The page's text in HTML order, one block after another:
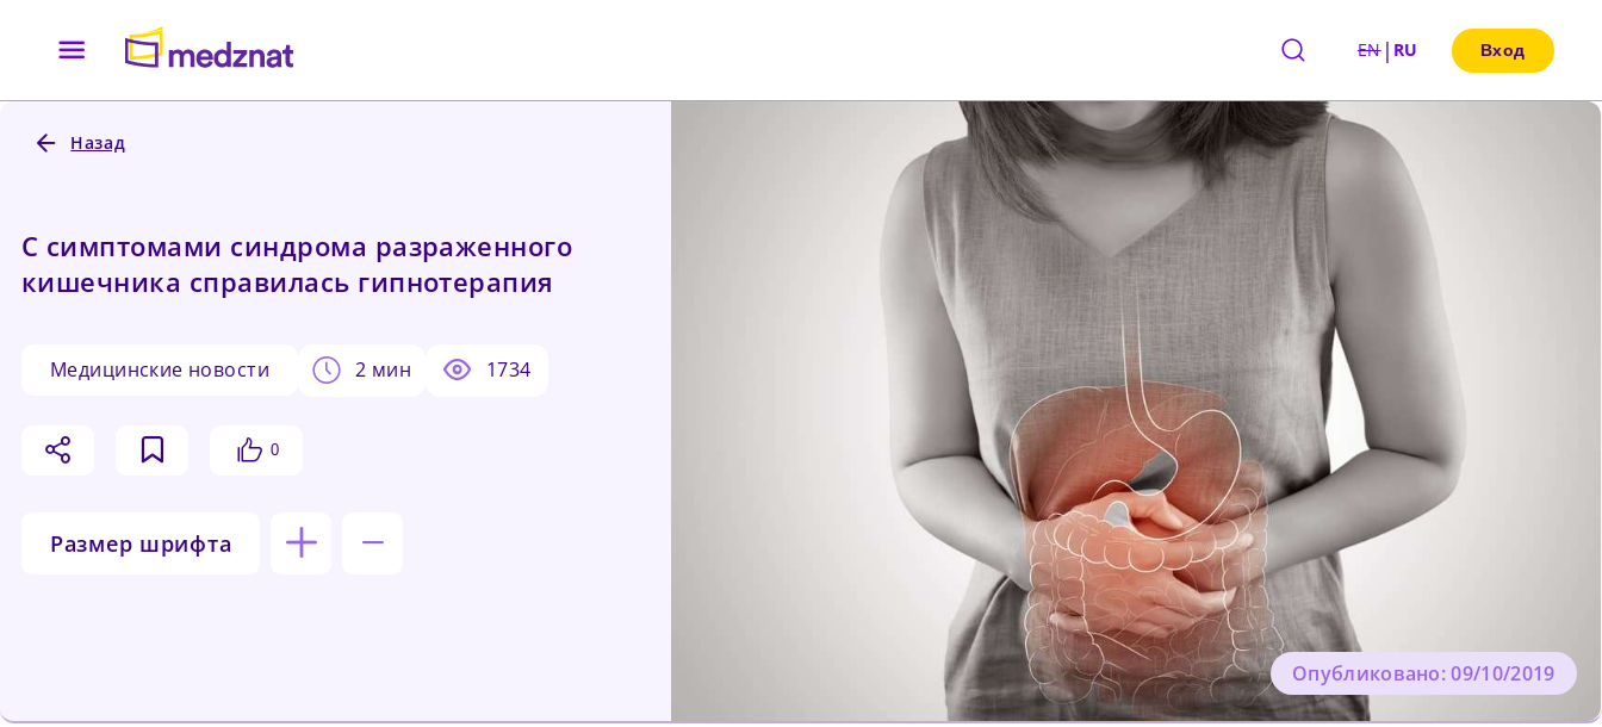
EN| RU Вход
Назад
С симптомами синдрома разраженного
кишечника справилась гипнотерапия
медицинские новости 2 мин 1734
0
Размер шрифта
Опубликовано: 09/10/2019